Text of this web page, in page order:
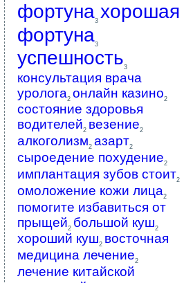
фортуна3 хорошая
фортуна3
успешность3
консультация врача
уролога2 онлайн казино2
состояние здоровья
водителей2 везение2
алкоголизм2 азарт2
сыроедение похудение2
имплантация зубов стоит2
омоложение кожи лица2
помогите избавиться от
прыщей2 большой куш2
хороший куш2 восточная
медицина лечение2
лечение китайской